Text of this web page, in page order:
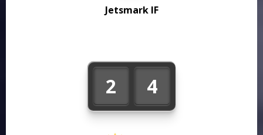
2 4
Jetsmark IF